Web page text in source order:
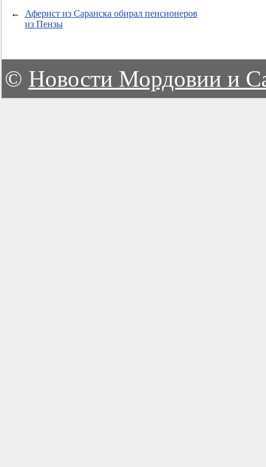
←
Аферист из Саранска обирал пенсионеров
из Пензы
© Новости Мордовии и